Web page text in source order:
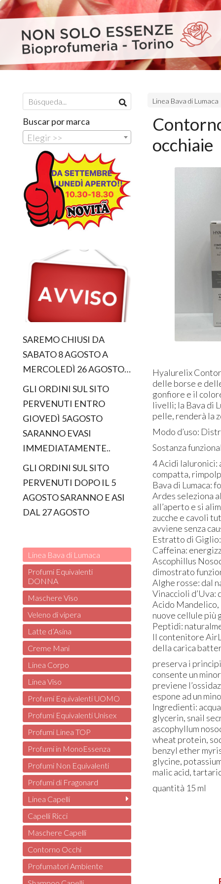
Linea Bava di Lumaca
occhiaie
Hyalurelix
delle borse e
gonfiore e il
livelli; la Bava di
pelle, renderà la
Modo d’uso:
Sostanza
4 Acidi Ialuronici:
compatta,
Bava di Lumaca:
Ardes seleziona
all’aperto e si
zucche e cavoli
avviene senza
Estratto di
Caffeina:
Ascophillus
dimostrato
Alghe rosse: dal
Vinaccioli
Acido
nuove cellule più
Peptidi:
Il contenitore
della carica
preserva i
consente un
previene
espone ad un
Ingredienti:
glycerin, snail
ascophyllum
wheat protein,
benzyl ether
glycine,
malic acid,
quantità 15 ml
Buscar por marca
Elegir >>
SAREMO CHIUSI DA
SABATO 8 AGOSTO A
MERCOLEDÌ 26 AGOSTO…
GLI ORDINI SUL SITO
PERVENUTI ENTRO
GIOVEDÌ 5AGOSTO
SARANNO EVASI
IMMEDIATAMENTE..
GLI ORDINI SUL SITO
PERVENUTI DOPO IL 5
AGOSTO SARANNO E ASI
DAL 27 AGOSTO
Linea Bava di Lumaca
Profumi Equivalenti
DONNA
Maschere Viso
Veleno di vipera
Latte d’Asina
Creme Mani
Linea Corpo
Linea Viso
Profumi Equivalenti UOMO
Profumi Equivalenti Unisex
Profumi Linea TOP
Profumi in MonoEssenza
Profumi Non Equivalenti
Profumi di Fragonard
Linea Capelli
Capelli Ricci
Maschere Capelli
Contorno Occhi
Profumatori Ambiente